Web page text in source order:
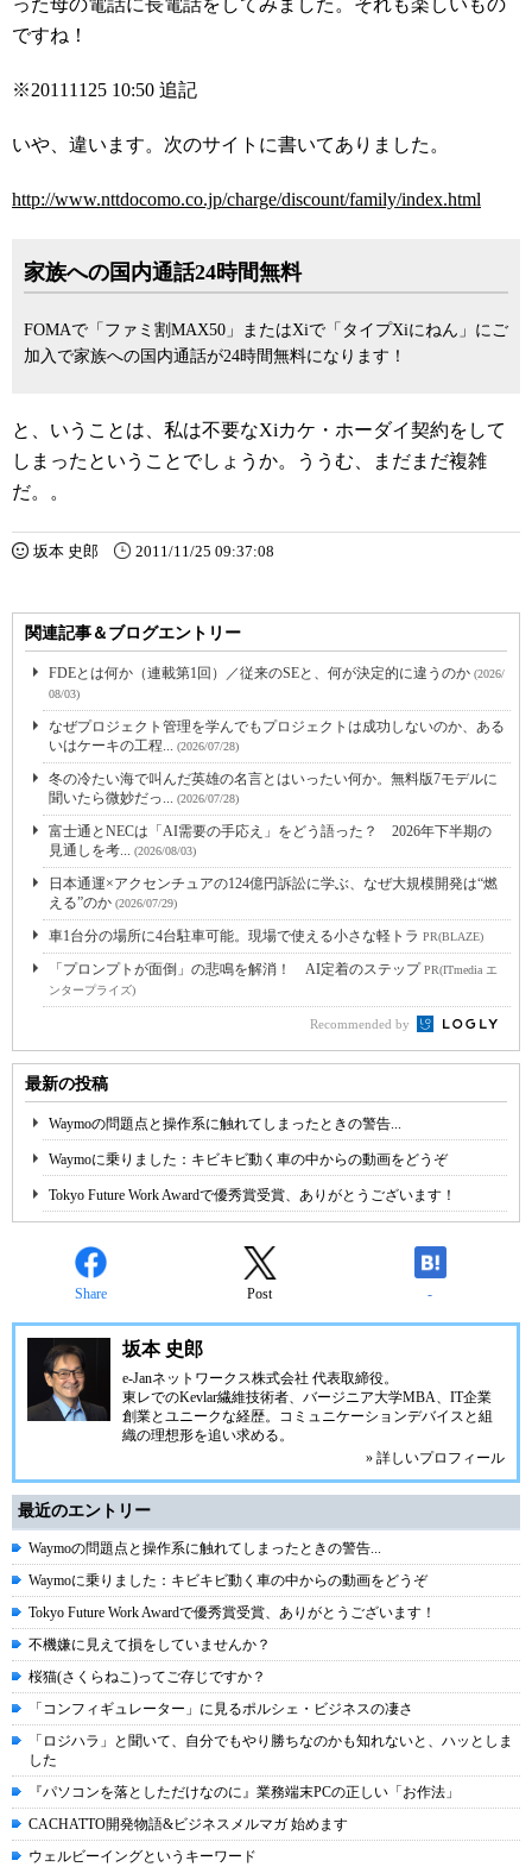
った母の電話に長電話をしてみました。それも楽しいもの
ですね！
※20111125 10:50 追記
いや、違います。次のサイトに書いてありました。
http://www.nttdocomo.co.jp/charge/discount/family/index.html
家族への国内通話24時間無料
FOMAで「ファミ割MAX50」またはXiで「タイプXiにねん」にご
加入で家族への国内通話が24時間無料になります！
と、いうことは、私は不要なXiカケ・ホーダイ契約をして
しまったということでしょうか。ううむ、まだまだ複雑
だ。。
坂本 史郎 2011/11/25 09:37:08
関連記事＆ブログエントリー
FDEとは何か（連載第1回）／従来のSEと、何が決定的に違うのか (2026/
08/03)
なぜプロジェクト管理を学んでもプロジェクトは成功しないのか、ある
いはケーキの工程... (2026/07/28)
冬の冷たい海で叫んだ英雄の名言とはいったい何か。無料版7モデルに
聞いたら微妙だっ... (2026/07/28)
富士通とNECは「AI需要の手応え」をどう語った？ 2026年下半期の
見通しを考... (2026/08/03)
日本通運×アクセンチュアの124億円訴訟に学ぶ、なぜ大規模開発は“燃
える”のか (2026/07/29)
車1台分の場所に4台駐車可能。現場で使える小さな軽トラ PR(BLAZE)
「プロンプトが面倒」の悲鳴を解消！ AI定着のステップPR(ITmedia エ
ンタープライズ)
Recommended by
最新の投稿
Waymoの問題点と操作系に触れてしまったときの警告...
Waymoに乗りました：キビキビ動く車の中からの動画をどうぞ
Tokyo Future Work Awardで優秀賞受賞、ありがとうございます！
Share Post -
坂本 史郎
e-Janネットワークス株式会社 代表取締役。
東レでのKevlar繊維技術者、 バージニア大学MBA、IT企業
創業とユニークな経歴。 コミュニケーションデバイスと組
織の理想形を追い求める。
» 詳しいプロフィール
最近のエントリー
Waymoの問題点と操作系に触れてしまったときの警告...
Waymoに乗りました：キビキビ動く車の中からの動画をどうぞ
Tokyo Future Work Awardで優秀賞受賞、ありがとうございます！
不機嫌に見えて損をしていませんか？
桜猫(さくらねこ)ってご存じですか？
「コンフィギュレーター」に見るポルシェ・ビジネスの凄さ
「ロジハラ」と聞いて、自分でもやり勝ちなのかも知れないと、ハッとしま
した
『パソコンを落としただけなのに』業務端末PCの正しい「お作法」
CACHATTO開発物語&ビジネスメルマガ 始めます
ウェルビーイングというキーワード